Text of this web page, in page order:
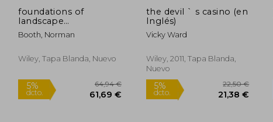
€ 19,00 €
foundations of
landscape
architecture:
integrating form and
language of site
Booth, Norman
Wiley, Tapa Blanda, Nuevo
the devil ` s casino (en
Inglés)
Vicky Ward
Wiley, 2011, Tapa Blanda,
Nuevo